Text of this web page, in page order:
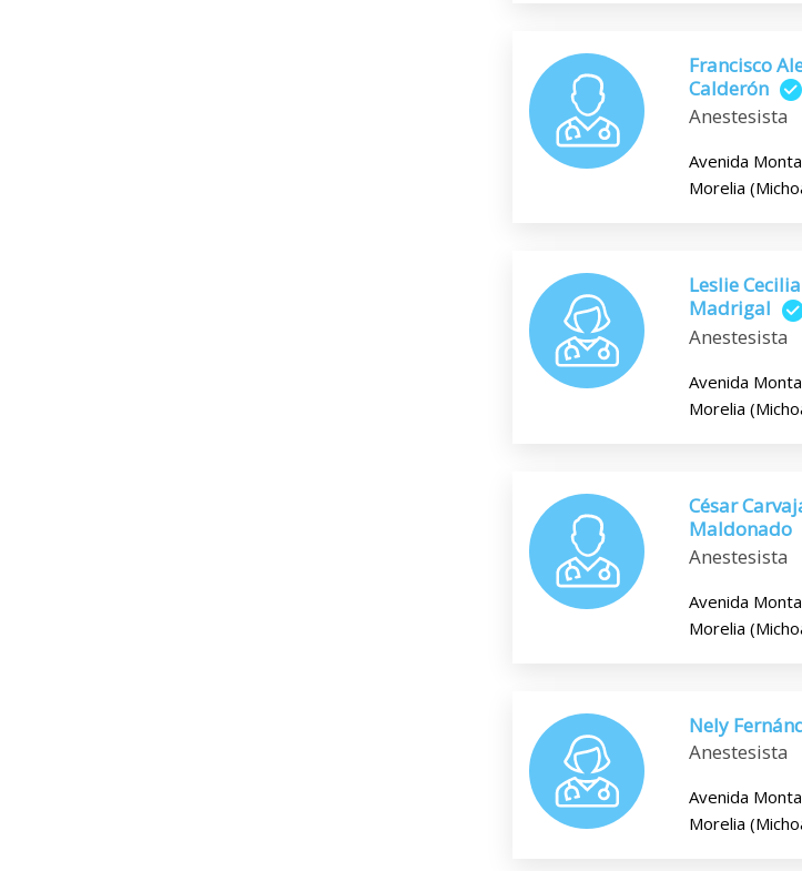
Francisco
Calderón
Anestesista
Avenida
Morelia
Leslie
Madrigal
Anestesista
Avenida
Morelia
César
Maldonado
Anestesista
Avenida
Morelia
Nely
Anestesista
Avenida
Morelia